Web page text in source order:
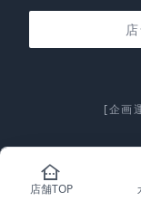
[企画
other_houses
店舗TOP
calculate控除上限額